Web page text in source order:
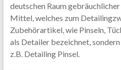
deutschen Raum
Mittel, welches zum
Zubehörartikel, wie Pinseln,
als Detailer bezeichnet,
z.B. Detailing Pinsel.